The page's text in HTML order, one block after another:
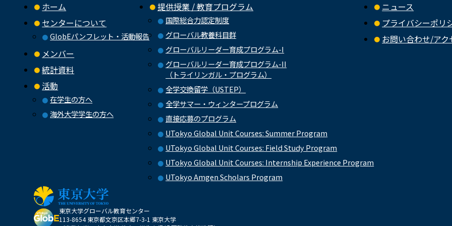
ホーム
センターについて
GlobEパンフレット・活動報告
メンバー
統計資料
活動
在学生の方へ
海外大学学生の方へ
提供授業 / 教育プログラム
国際総合力認定制度
グローバル教養科目群
グローバルリーダー育成プログラム-I
グローバルリーダー育成プログラム-II
（トライリンガル・プログラム）
全学交換留学（USTEP）
全学サマー・ウィンタープログラム
直接応募のプログラム
UTokyo Global Unit Courses: Summer Program
UTokyo Global Unit Courses: Field Study Program
UTokyo Global Unit Courses: Internship Experience Program
UTokyo Amgen Scholars Program
ニュース
プライバシーポリ
お問い合わせ/アク
東京大学グローバル教育センター
113-8654 東京都文京区本郷7-3-1 東京大学